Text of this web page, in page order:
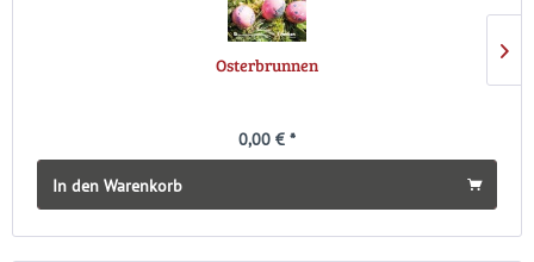
Osterbrunnen
0,00 € *
In den Warenkorb